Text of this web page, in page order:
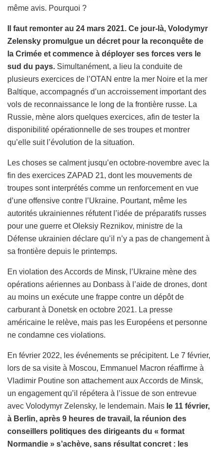
même avis. Pourquoi ?
Il faut remonter au 24 mars 2021. Ce jour-là, Volodymyr
Zelensky promulgue un décret pour la reconquête de
la Crimée et commence à déployer ses forces vers le
sud du pays. Simultanément, a lieu la conduite de
plusieurs exercices de l’OTAN entre la mer Noire et la mer
Baltique, accompagnés d’un accroissement important des
vols de reconnaissance le long de la frontière russe. La
Russie, mène alors quelques exercices, afin de tester la
disponibilité opérationnelle de ses troupes et montrer
qu’elle suit l’évolution de la situation.
Les choses se calment jusqu’en octobre-novembre avec la
fin des exercices ZAPAD 21, dont les mouvements de
troupes sont interprétés comme un renforcement en vue
d’une offensive contre l’Ukraine. Pourtant, même les
autorités ukrainiennes réfutent l’idée de préparatifs russes
pour une guerre et Oleksiy Reznikov, ministre de la
Défense ukrainien déclare qu’il n’y a pas de changement à
sa frontière depuis le printemps.
En violation des Accords de Minsk, l’Ukraine mène des
opérations aériennes au Donbass à l’aide de drones, dont
au moins un exécute une frappe contre un dépôt de
carburant à Donetsk en octobre 2021. La presse
américaine le relève, mais pas les Européens et personne
ne condamne ces violations.
En février 2022, les événements se précipitent. Le 7 février,
lors de sa visite à Moscou, Emmanuel Macron réaffirme à
Vladimir Poutine son attachement aux Accords de Minsk,
un engagement qu’il répétera à l’issue de son entrevue
avec Volodymyr Zelensky, le lendemain. Mais le 11 février,
à Berlin, après 9 heures de travail, la réunion des
conseillers politiques des dirigeants du « format
Normandie » s’achève, sans résultat concret : les